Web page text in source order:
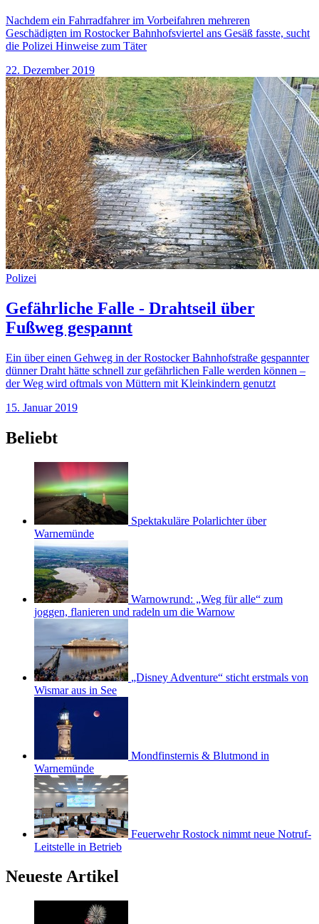
Nachdem ein Fahrradfahrer im Vorbeifahren mehreren
Geschädigten im Rostocker Bahnhofsviertel ans Gesäß fasste, sucht
die Polizei Hinweise zum Täter
22. Dezember 2019
Polizei
Gefährliche Falle - Drahtseil über
Fußweg gespannt
Ein über einen Gehweg in der Rostocker Bahnhofstraße gespannter
dünner Draht hätte schnell zur gefährlichen Falle werden können –
der Weg wird oftmals von Müttern mit Kleinkindern genutzt
15. Januar 2019
Beliebt
Spektakuläre Polarlichter über
Warnemünde
Warnowrund: „Weg für alle“ zum
joggen, flanieren und radeln um die Warnow
„Disney Adventure“ sticht erstmals von
Wismar aus in See
Mondfinsternis & Blutmond in
Warnemünde
Feuerwehr Rostock nimmt neue Notruf-
Leitstelle in Betrieb
Neueste Artikel